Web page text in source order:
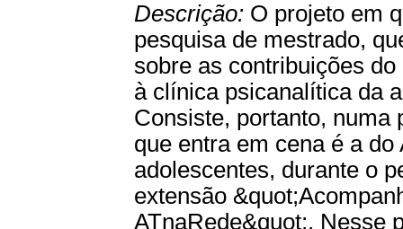
Descrição: O projeto em
pesquisa de mestrado,
sobre as contribuições
à clínica psicanalítica da
Consiste, portanto, numa
que entra em cena é a
adolescentes, durante o
extensão
ATnaRede&quot;. Nesse